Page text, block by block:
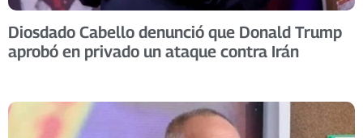
Diosdado Cabello denunció que Donald Trump
aprobó en privado un ataque contra Irán